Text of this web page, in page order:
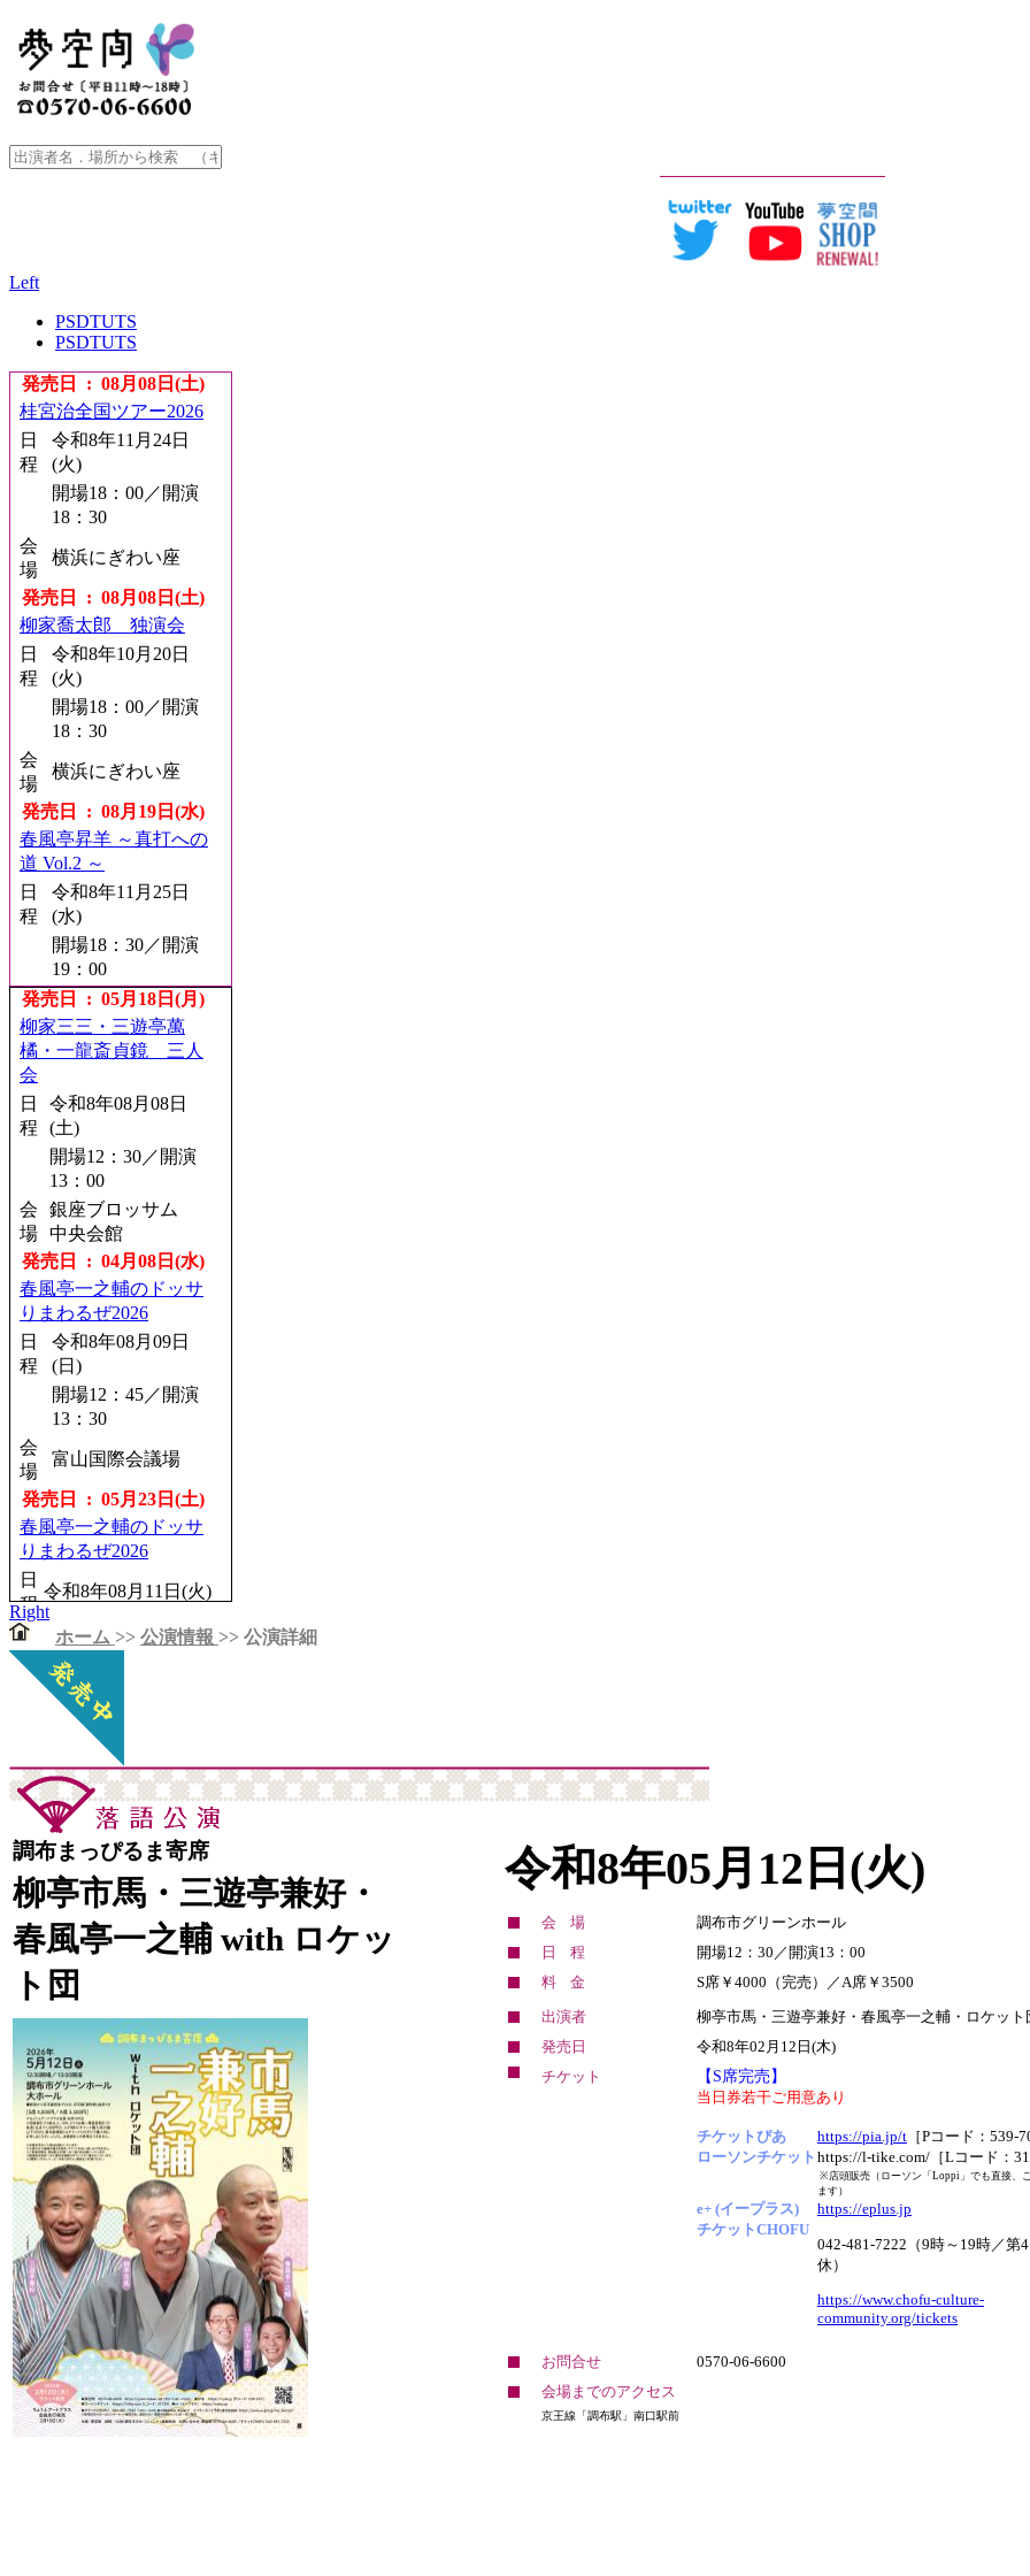
Left
PSDTUTS
PSDTUTS
発売日 : 08月08日(土)
桂宮治全国ツアー2026
日
程
令和8年11月24日
(火)
開場18：00／開演
18：30
会
場
横浜にぎわい座
発売日 : 08月08日(土)
柳家喬太郎 独演会
日
程
令和8年10月20日
(火)
開場18：00／開演
18：30
会
場
横浜にぎわい座
発売日 : 08月19日(水)
春風亭昇羊 ～真打への
道 Vol.2 ～
日
程
令和8年11月25日
(水)
開場18：30／開演
19：00
会
場
銀座博品館劇場
発売日 : 08月21日(金)
林家たい平・桂宮治
二人会
日
令和8年11月18日
(水)
開場18：00／開演
18：30
会
場
町田市民ホール
発売日 : 08月22日(土)
桂宮治全国ツアー2026
日
程
令和8年11月21日
(土)
開場13：30／開演
14：00
会
場
新潟市民プラザホ
ール
発売日 : 08月22日(土)
春風亭一之輔のドッサ
りまわるぜ2026
日
程
令和8年10月04日
(日)
開場14：00／開演
14：30
浦添市てだこホー
ル
発売日 : 08月24日(月)
第一回 五圓會
日
令和8年12月22日(火)
開場18：00／開演
18：30
会
場
日本橋劇場（中央区
立日本橋公会堂）
発売日 : 08月26日(水)
こみち噺 饗宴 四人の
シェフ Vol.2
程
令和8年12月09日
(水)
開場18：00／開演
18：30
会
場
なかのZERO 小ホ
ール
発売日 : 08月28日(金)
柳家三三 独演会
日
程
令和8年12月15日
(火)
開場18：00／開演
18：30
会
場
かめありリリオホ
ール
発売日 : 09月10日(木)
春風亭昇太・柳家三三
発売日 : 05月18日(月)
柳家三三・三遊亭萬
橘・一龍斎貞鏡 三人
会
日
程
令和8年08月08日
(土)
開場12：30／開演
13：00
会
場
銀座ブロッサム
中央会館
発売日 : 04月08日(水)
春風亭一之輔のドッサ
りまわるぜ2026
日
程
令和8年08月09日
(日)
開場12：45／開演
13：30
会
場
富山国際会議場
発売日 : 05月23日(土)
春風亭一之輔のドッサ
りまわるぜ2026
日
程
令和8年08月11日(火)
開場12：15／開演
13：00
会 りゅーとぴあ新潟市
民芸術文化会館
発売日 : 06月15日(月)
立川談笑 月例独演
会 其の280回
日
程
令和8年08月14日
(金)
開場18：30／開演
19：00
会
場
深川江戸資料館 小
劇場
発売日 : 05月27日(水)
春風亭一之輔のドッサ
りまわるぜ2026
日
程
令和8年08月16日(日)
開場12：00／開演
13：00
会
場
立川市市民会館（た
ましんRISURUホー
ル）
発売日 : 05月11日(月)
柳家喬太郎・柳家三
三 二人会
日
程
令和8年08月16日
(日)
開場12：30／開演
13：00
会
松戸市民会館
Right
ホーム >> 公演情報 >> 公演詳細
調布まっぴるま寄席
柳亭市馬・三遊亭兼好・
春風亭一之輔 with ロケッ
ト団
令和8年05月12日(火)
会場
調布市グリーンホール
日程
開場12：30／開演13：00
料金
S席￥4000（完売）／A席￥3500
出演者
柳亭市馬・三遊亭兼好・春風亭一之輔・ロケット
発売日
令和8年02月12日(木)
チケット
【S席完売】
当日券若干ご用意あり
チケットぴあ https://pia.jp/t ［Pコード：539-
ローソンチケット https://l-tike.com/［Lコード：
※店頭販売（ローソン「Loppi」でも直接、
ます）
e+ (イープラス)
https://eplus.jp
チケットCHOFU
042-481-7222（9時～19時／第4
休）
https://www.chofu-culture-
community.org/tickets
お問合せ
0570-06-6600
会場までのアクセス
京王線「調布駅」南口駅前